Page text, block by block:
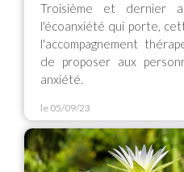
Troisième et dernier
l'écoanxiété qui porte,
l'accompagnement
de proposer aux
anxiété.
le 05/09/23